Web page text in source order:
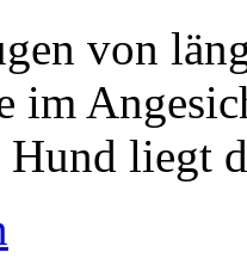
von
im
Hund liegt